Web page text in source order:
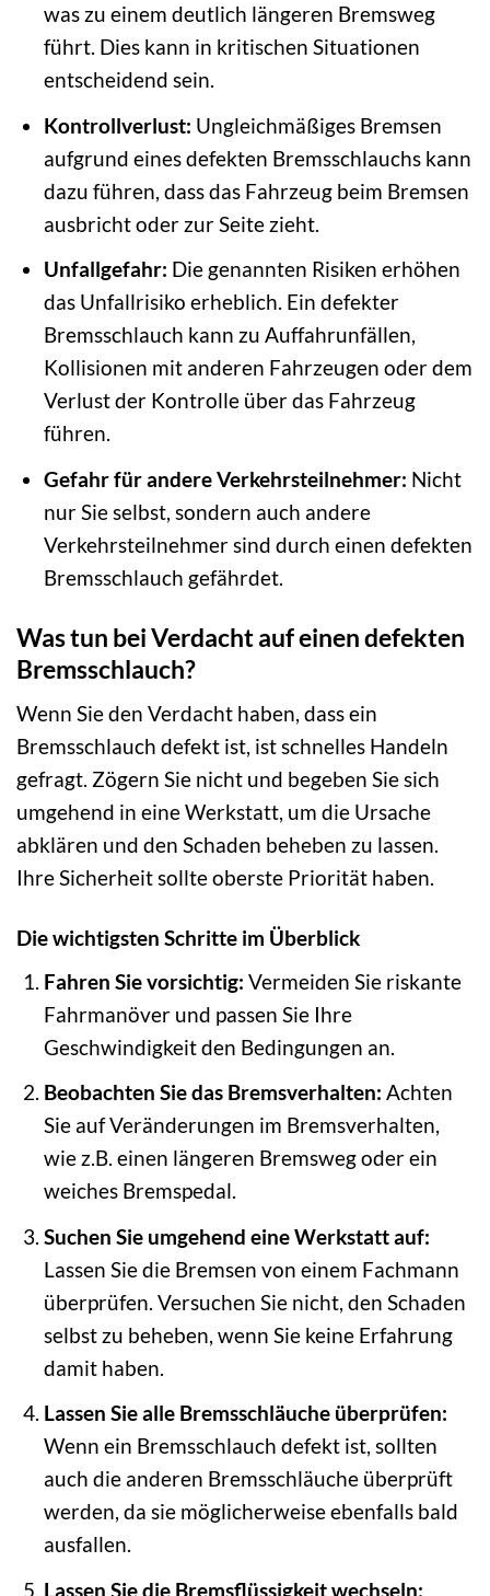
was zu einem deutlich längeren Bremsweg
führt. Dies kann in kritischen Situationen
entscheidend sein.
Kontrollverlust: Ungleichmäßiges Bremsen
aufgrund eines defekten Bremsschlauchs kann
dazu führen, dass das Fahrzeug beim Bremsen
ausbricht oder zur Seite zieht.
Unfallgefahr: Die genannten Risiken erhöhen
das Unfallrisiko erheblich. Ein defekter
Bremsschlauch kann zu Auffahrunfällen,
Kollisionen mit anderen Fahrzeugen oder dem
Verlust der Kontrolle über das Fahrzeug
führen.
Gefahr für andere Verkehrsteilnehmer: Nicht
nur Sie selbst, sondern auch andere
Verkehrsteilnehmer sind durch einen defekten
Bremsschlauch gefährdet.
Was tun bei Verdacht auf einen defekten
Bremsschlauch?
Wenn Sie den Verdacht haben, dass ein
Bremsschlauch defekt ist, ist schnelles Handeln
gefragt. Zögern Sie nicht und begeben Sie sich
umgehend in eine Werkstatt, um die Ursache
abklären und den Schaden beheben zu lassen.
Ihre Sicherheit sollte oberste Priorität haben.
Die wichtigsten Schritte im Überblick
Fahren Sie vorsichtig: Vermeiden Sie riskante
Fahrmanöver und passen Sie Ihre
Geschwindigkeit den Bedingungen an.
Beobachten Sie das Bremsverhalten: Achten
Sie auf Veränderungen im Bremsverhalten,
wie z.B. einen längeren Bremsweg oder ein
weiches Bremspedal.
Suchen Sie umgehend eine Werkstatt auf:
Lassen Sie die Bremsen von einem Fachmann
überprüfen. Versuchen Sie nicht, den Schaden
selbst zu beheben, wenn Sie keine Erfahrung
damit haben.
Lassen Sie alle Bremsschläuche überprüfen:
Wenn ein Bremsschlauch defekt ist, sollten
auch die anderen Bremsschläuche überprüft
werden, da sie möglicherweise ebenfalls bald
ausfallen.
Lassen Sie die Bremsflüssigkeit wechseln: